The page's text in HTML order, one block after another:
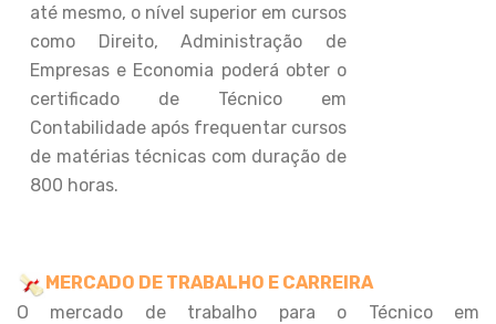
até mesmo, o nível superior em cursos
como Direito, Administração de
Empresas e Economia poderá obter o
certificado de Técnico em
Contabilidade após frequentar cursos
de matérias técnicas com duração de
800 horas.
MERCADO DE TRABALHO E CARREIRA
O mercado de trabalho para o Técnico em